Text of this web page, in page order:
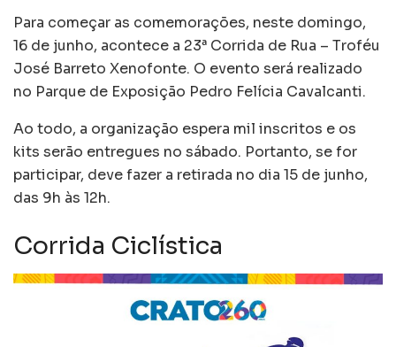
Para começar as comemorações, neste domingo,
16 de junho, acontece a 23ª Corrida de Rua – Troféu
José Barreto Xenofonte. O evento será realizado
no Parque de Exposição Pedro Felícia Cavalcanti.
Ao todo, a organização espera mil inscritos e os
kits serão entregues no sábado. Portanto, se for
participar, deve fazer a retirada no dia 15 de junho,
das 9h às 12h.
Corrida Ciclística